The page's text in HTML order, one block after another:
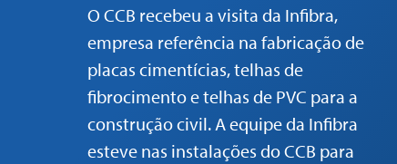
O CCB recebeu a visita da Infibra,
empresa referência na fabricação de
placas cimentícias, telhas de
fibrocimento e telhas de PVC para a
construção civil. A equipe da Infibra
esteve nas instalações do CCB para